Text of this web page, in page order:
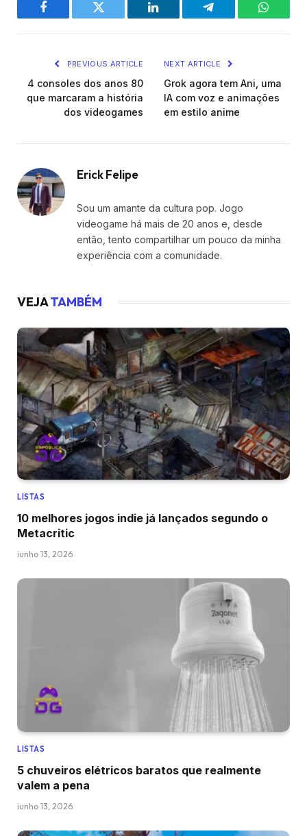
Facebook Twitter LinkedIn Telegram
PREVIOUS ARTICLE
4 consoles dos anos 80
que marcaram a história
dos videogames
NEXT ARTICLE
Grok agora tem Ani, uma
IA com voz e animações
em estilo anime
Erick Felipe
Sou um amante da cultura pop. Jogo
videogame há mais de 20 anos e, desde
então, tento compartilhar um pouco da minha
experiência com a comunidade.
VEJATAMBÉM
LISTAS
10 melhores jogos indie já lançados segundo o
Metacritic
junho 13, 2026
LISTAS
5 chuveiros elétricos baratos que realmente
valem a pena
junho 13, 2026